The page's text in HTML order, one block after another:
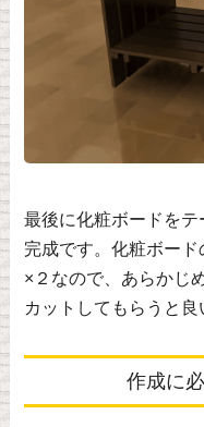
最後に化粧ボードを
完成です。化粧ボー
×２なので、あらかじ
カットしてもらうと良
作成に